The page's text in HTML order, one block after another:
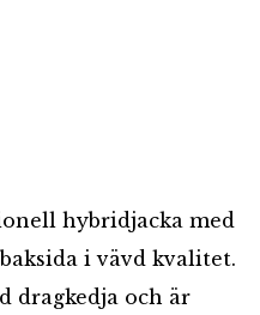
hybridjacka med
i vävd kvalitet.
dragkedja och är